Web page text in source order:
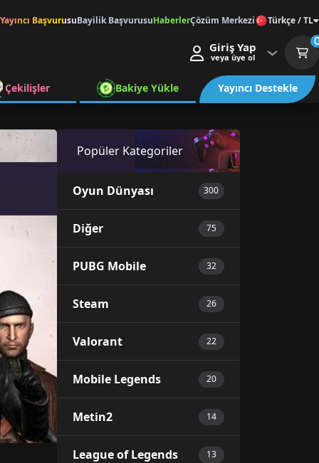
BaşvurusuBayilik BaşvurusuHaberlerÇözüm Merkezi Türkçe / TL
Giriş Yap
veya üye ol
Çekilişler Bakiye Yükle Yayıncı Destekle
Popüler Kategoriler
Oyun Dünyası 300
Diğer 75
PUBG Mobile 32
Steam 26
Valorant 22
Mobile Legends 20
Metin2 14
League of Legends 13